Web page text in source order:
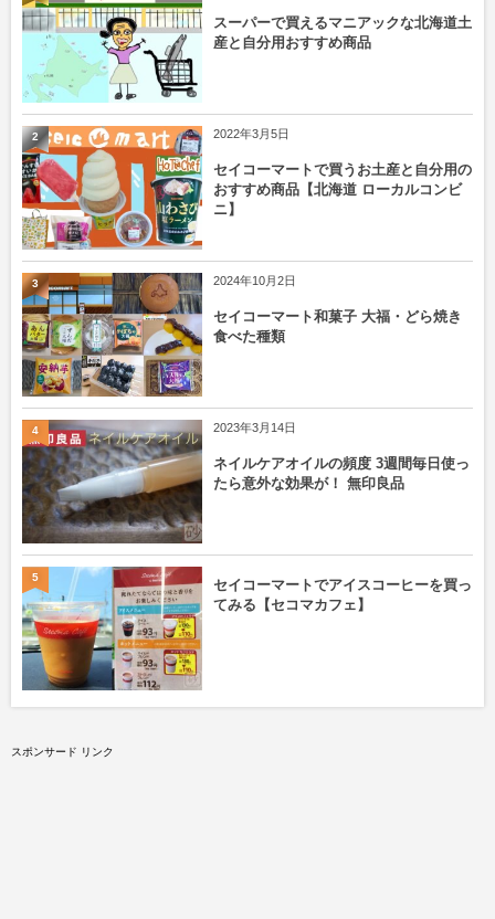
スーパーで買えるマニアックな北海道土
産と自分用おすすめ商品
2022年3月5日
セイコーマートで買うお土産と自分用の
おすすめ商品【北海道 ローカルコンビ
ニ】
2
2024年10月2日
セイコーマート和菓子 大福・どら焼き
食べた種類
3
2023年3月14日
ネイルケアオイルの頻度 3週間毎日使っ
たら意外な効果が！ 無印良品
4
セイコーマートでアイスコーヒーを買っ
てみる【セコマカフェ】
5
スポンサード リンク